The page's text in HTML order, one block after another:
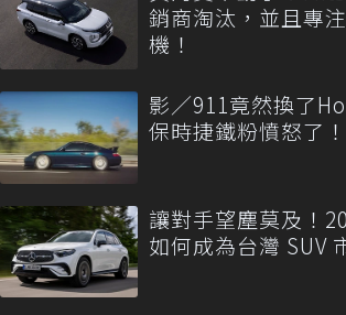
銷商淘汰，並且專
機！
影／911竟然換了
保時捷鐵粉憤怒了！
讓對手望塵莫及！
如何成為台灣 SUV